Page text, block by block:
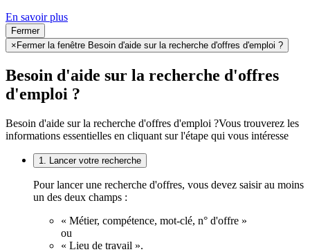
En savoir plus
Fermer
× Fermer la fenêtre Besoin d'aide sur la recherche d'offres d'emploi ?
Besoin d'aide sur la recherche d'offres
d'emploi ?
Besoin d'aide sur la recherche d'offres d'emploi ?Vous trouverez les
informations essentielles en cliquant sur l'étape qui vous intéresse
1. Lancer votre recherche
Pour lancer une recherche d'offres, vous devez saisir au moins
un des deux champs :
« Métier, compétence, mot-clé, n° d'offre »
ou
« Lieu de travail ».